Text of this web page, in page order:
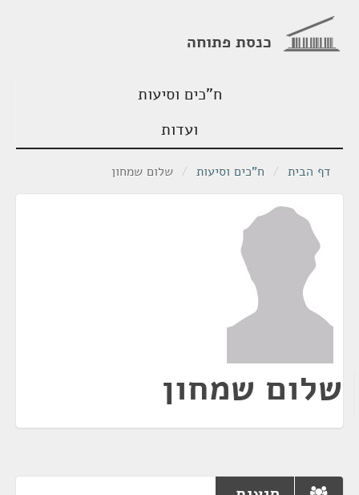
כנסת פתוחה
ח"כים וסיעות
ועדות
דף הבית / ח"כים וסיעות / שלום שמחון
שלום שמחון